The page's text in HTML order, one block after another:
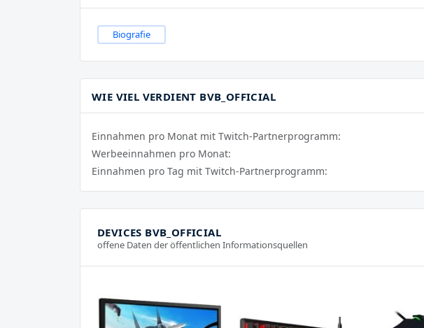
Biografie
WIE VIEL VERDIENT BVB_OFFICIAL
Einnahmen pro Monat mit Twitch-Partnerprogramm:
Werbeeinnahmen pro Monat:
Einnahmen pro Tag mit Twitch-Partnerprogramm:
DEVICES BVB_OFFICIAL
offene Daten der öffentlichen Informationsquellen